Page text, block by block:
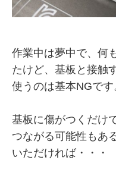
作業中は夢中で、何
たけど、基板と接触
使うのは基本NGです
基板に傷がつくだけ
つながる可能性もあ
いただければ・・・